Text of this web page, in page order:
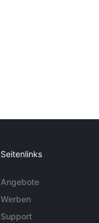
Seitenlinks
Angebote
Werben
Support